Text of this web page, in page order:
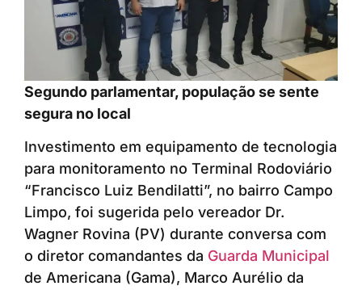
Segundo parlamentar, população se sente
segura no local
Investimento em equipamento de tecnologia
para monitoramento no Terminal Rodoviário
“Francisco Luiz Bendilatti”, no bairro Campo
Limpo, foi sugerida pelo vereador Dr.
Wagner Rovina (PV) durante conversa com
o diretor comandantes da Guarda Municipal
de Americana (Gama), Marco Aurélio da